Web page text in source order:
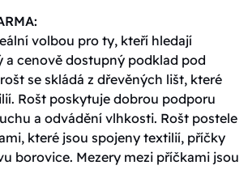
volbou pro ty, kteří hledají
a cenově dostupný podklad pod
se skládá z dřevěných lišt, které
Rošt poskytuje dobrou podporu
a odvádění vlhkosti. Rošt postele
které jsou spojeny textilií, příčky
borovice. Mezery mezi příčkami jsou